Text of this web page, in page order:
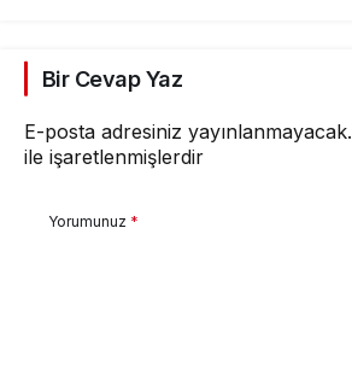
Bir Cevap Yaz
E-posta adresiniz yayınlanmayacak.
ile işaretlenmişlerdir
Yorumunuz *